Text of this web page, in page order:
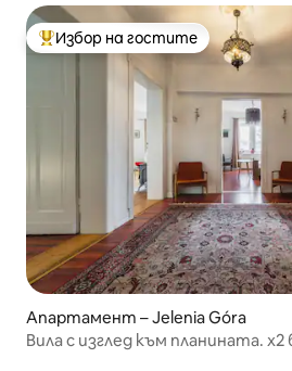
Най-популярен избор на гостите
Избор на гостите
Апартамент – Jelenia Góra
Вила с изглед към планината. x2 балкона/голяма